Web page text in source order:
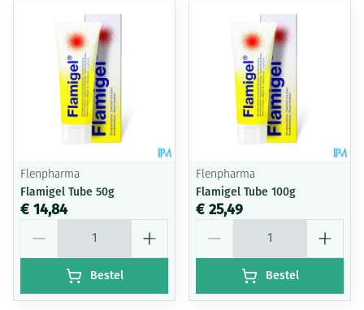
Flenpharma
Flamigel Tube 50g
€ 14,84
Bestel
Flenpharma
Flamigel Tube 100g
€ 25,49
Bestel